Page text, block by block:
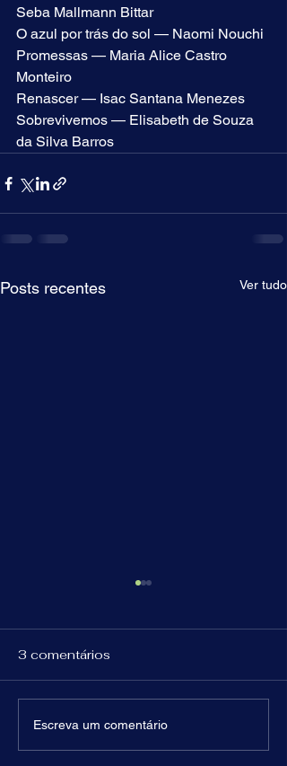
Seba Mallmann Bittar
O azul por trás do sol — Naomi Nouchi
Promessas — Maria Alice Castro
Monteiro
Renascer — Isac Santana Menezes
Sobrevivemos — Elisabeth de Souza
da Silva Barros
Posts recentes Ver tudo
Escrevendo no Vento,
Guardando na Terra:
3 comentários
Escreva um comentário